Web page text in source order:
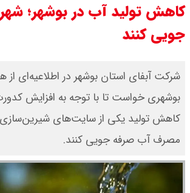
کاهش تولید آب در بوشهر؛
جویی کنند
شرکت آبفای استان بوشهر در اطلاعیه‌ای از
بوشهری خواست تا با توجه به افزایش
کاهش تولید یکی از سایت‌های
مصرف آب صرفه جویی کنند.